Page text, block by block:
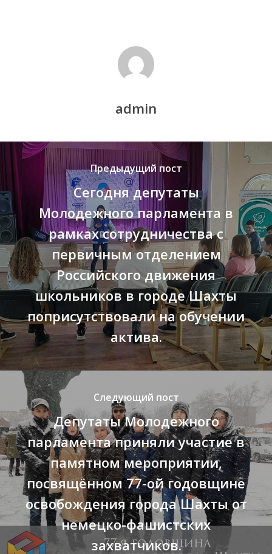
admin
Предыдущий пост
Сегодня депутаты
Молодежного парламента в
рамках сотрудничества с
первичным отделением
Российского движения
школьников в городе Шахты
поприсутствовали на обучении
актива.
Следующий пост
Депутаты Молодежного
парламента приняли участие в
памятном мероприятии,
посвящённом 77-ой годовщине
освобождения города Шахты от
немецко-фашистских
захватчиков.